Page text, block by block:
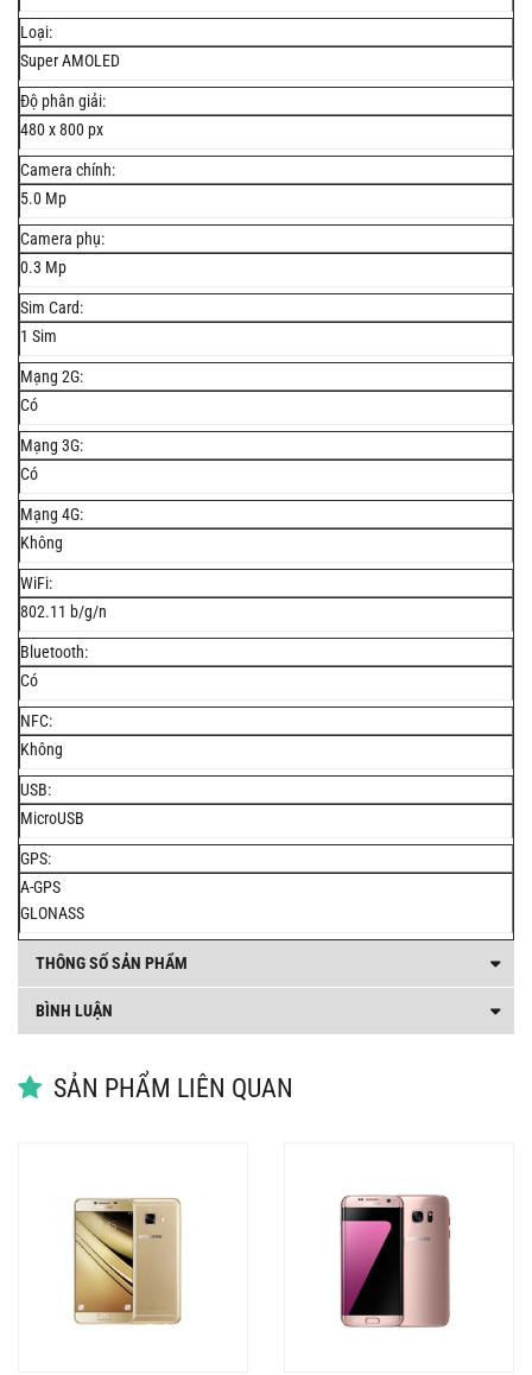
Loại:
Super AMOLED
Độ phân giải:
480 x 800 px
Camera chính:
5.0 Mp
Camera phụ:
0.3 Mp
Sim Card:
1 Sim
Mạng 2G:
Có
Mạng 3G:
Có
Mạng 4G:
Không
WiFi:
802.11 b/g/n
Bluetooth:
Có
NFC:
Không
USB:
MicroUSB
GPS:
A-GPS
GLONASS
THÔNG SỐ SẢN PHẨM
BÌNH LUẬN
SẢN PHẨM LIÊN QUAN